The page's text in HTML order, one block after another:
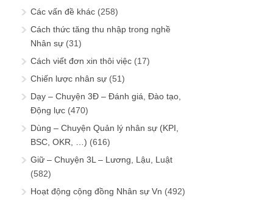
Các vấn đề khác (258)
Cách thức tăng thu nhập trong nghề
Nhân sự (31)
Cách viết đơn xin thôi việc (17)
Chiến lược nhân sự (51)
Dạy – Chuyện 3Đ – Đánh giá, Đào tạo,
Động lực (470)
Dùng – Chuyện Quản lý nhân sự (KPI,
BSC, OKR, …) (616)
Giữ – Chuyện 3L – Lương, Lậu, Luật
(582)
Hoạt động cộng đồng Nhân sự Vn (492)